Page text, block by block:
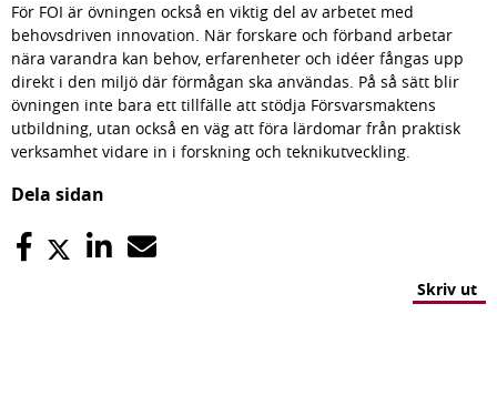
För FOI är övningen också en viktig del av arbetet med
behovsdriven innovation. När forskare och förband arbetar
nära varandra kan behov, erfarenheter och idéer fångas upp
direkt i den miljö där förmågan ska användas. På så sätt blir
övningen inte bara ett tillfälle att stödja Försvarsmaktens
utbildning, utan också en väg att föra lärdomar från praktisk
verksamhet vidare in i forskning och teknikutveckling.
Dela sidan
Skriv ut